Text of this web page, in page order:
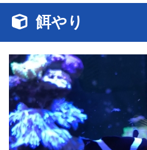
餌やり